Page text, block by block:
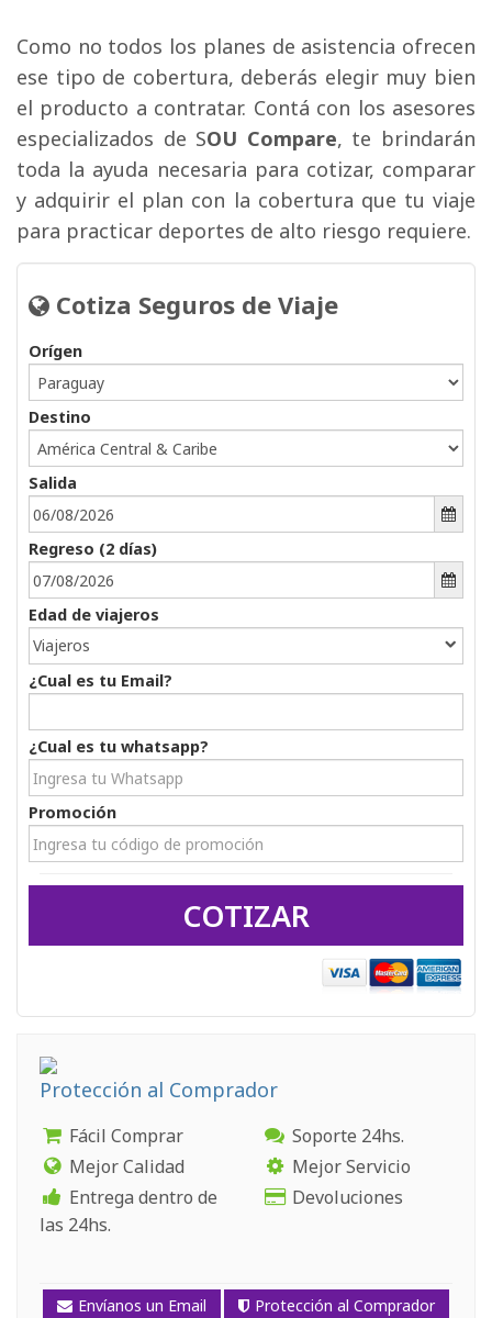
Como no todos los planes de asistencia ofrecen
ese tipo de cobertura, deberás elegir muy bien
el producto a contratar. Contá con los asesores
especializados de SOU Compare, te brindarán
toda la ayuda necesaria para cotizar, comparar
y adquirir el plan con la cobertura que tu viaje
para practicar deportes de alto riesgo requiere.
Cotiza Seguros de Viaje
Orígen
Destino
Salida
Regreso (2 días)
Edad de viajeros
Viajeros
¿Cual es tu Email?
¿Cual es tu whatsapp?
Promoción
COTIZAR
Protección al Comprador
Fácil Comprar
Mejor Calidad
Entrega dentro de
las 24hs.
Soporte 24hs.
Mejor Servicio
Devoluciones
Envíanos un Email Protección al Comprador